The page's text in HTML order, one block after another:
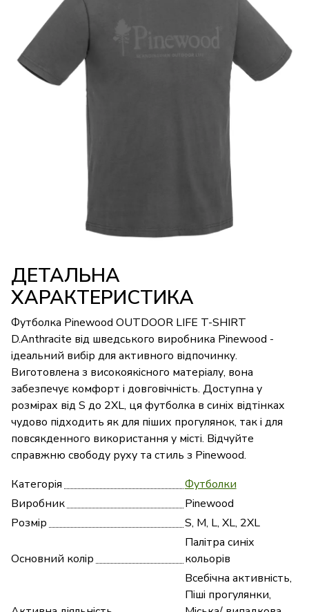
ДЕТАЛЬНА
ХАРАКТЕРИСТИКА
Футболка Pinewood OUTDOOR LIFE T-SHIRT
D.Anthracite від шведського виробника Pinewood -
ідеальний вибір для активного відпочинку.
Виготовлена з високоякісного матеріалу, вона
забезпечує комфорт і довговічність. Доступна у
розмірах від S до 2XL, ця футболка в синіх відтінках
чудово підходить як для піших прогулянок, так і для
повсякденного використання у місті. Відчуйте
справжню свободу руху та стиль з Pinewood.
Категорія
Футболки
Виробник
Pinewood
Розмір
S, M, L, XL, 2XL
Основний колір
Палітра синіх
кольорів
Всебічна активність,
Піші прогулянки,